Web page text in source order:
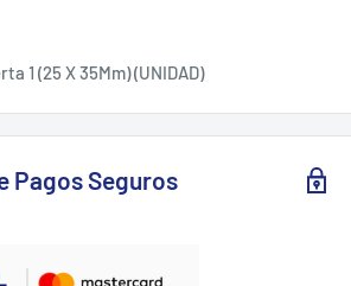
1 (25 X 35Mm) (UNIDAD)
Pagos Seguros